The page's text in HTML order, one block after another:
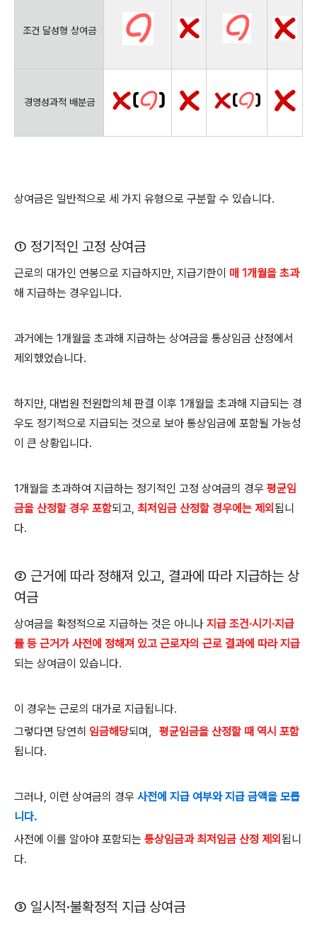
조건 달성형 상여금
경영성과적 배분금
상여금은 일반적으로 세 가지 유형으로 구분할 수 있습니다.
① 정기적인 고정 상여금
근로의 대가인 연봉으로 지급하지만, 지급기한이 매 1개월을 초과
해 지급하는 경우입니다.
과거에는 1개월을 초과해 지급하는 상여금을 통상임금 산정에서
제외했었습니다.
하지만, 대법원 전원합의체 판결 이후 1개월을 초과해 지급되는 경
우도 정기적으로 지급되는 것으로 보아 통상임금에 포함될 가능성
이 큰 상황입니다.
1개월을 초과하여 지급하는 정기적인 고정 상여금의 경우 평균임
금을 산정할 경우 포함되고, 최저임금 산정할 경우에는 제외 됩니
다.
② 근거에 따라 정해져 있고, 결과에 따라 지급하는 상
여금
상여금을 확정적으로 지급하는 것은 아니나 지급 조건·시기·지급
률 등 근거가 사전에 정해져 있고 근로자의 근로 결과에 따라 지급
되는 상여금이 있습니다.
이 경우는 근로의 대가로 지급됩니다.
그렇다면 당연히 임금해당되며， 평균임금을 산정할 때 역시 포함
됩니다.
그러나, 이런 상여금의 경우 사전에 지급 여부와 지급 금액을 모릅
니다.
사전에 이를 알아야 포함되는 통상임금과 최저임금 산정 제외 됩니
다.
③ 일시적·불확정적 지급 상여금